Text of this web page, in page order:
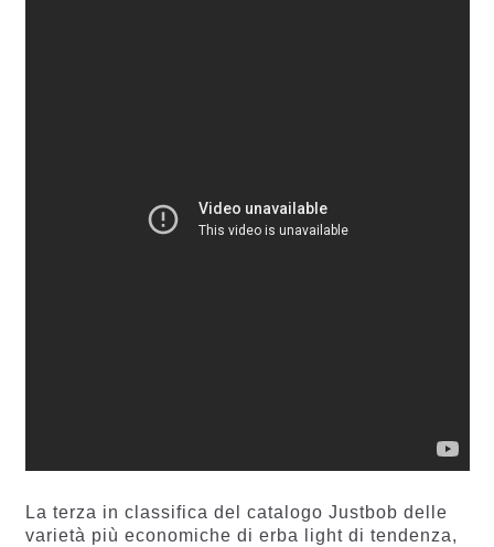
La terza in classifica del catalogo Justbob delle
varietà più economiche di erba light di tendenza,